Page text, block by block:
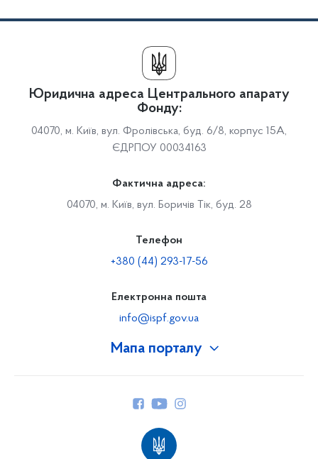
Мапа порталу
Юридична адреса Центрального апарату
Фонду:
04070, м. Київ, вул. Фролівська, буд. 6/8, корпус 15А,
ЄДРПОУ 00034163
Фактична адреса:
04070, м. Київ, вул. Боричів Тік, буд. 28
Телефон
+380 (44) 293-17-56
Електронна пошта
info@ispf.gov.ua